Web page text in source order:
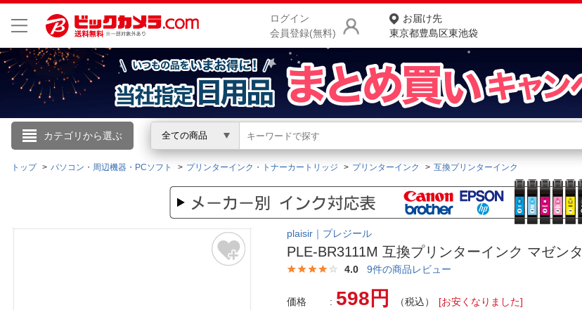
ログイン
会員登録(無料)
お届け先
東京都豊島区東池袋
カテゴリから選ぶ 全ての商品
こんにちは
ログイン
新規会員登録
商品をさがす
ランキングからさがす
お客様サポート
ご利用ガイド
トップ パソコン・周辺機器・PCソフト プリンターインク・トナーカートリッジ プリンターインク 互換プリンターインク
plaisir｜プレジール
PLE-BR3111M 互換プリンターインク マゼンタ
4.0 9件の商品レビュー
価格 598円 （税込）
[お安くなりました]